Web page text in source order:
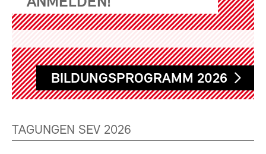
BILDUNGSPROGRAMM 2026
TAGUNGEN SEV 2026